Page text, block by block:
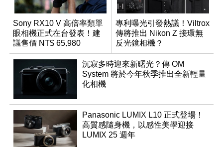
Sony RX10 V 高倍率類單
眼相機正式在台發表！建
議售價 NT$ 65,980
專利曝光引發熱議！Viltrox
傳將推出 Nikon Z 接環無
反光鏡相機？
沉寂多時迎來新曙光？傳 OM
System 將於今年秋季推出全新輕量
化相機
Panasonic LUMIX L10 正式登場！
高質感隨身機，以感性美學迎接
LUMIX 25 週年